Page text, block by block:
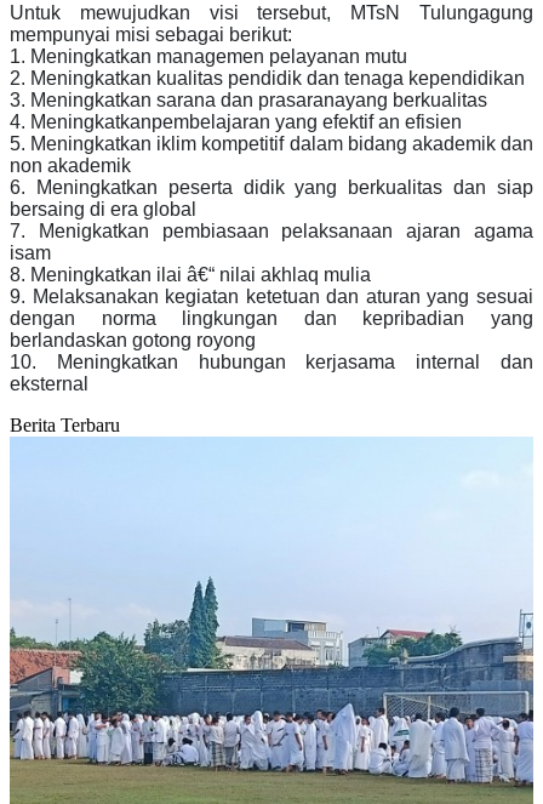
Untuk mewujudkan visi tersebut, MTsN Tulungagung
mempunyai misi sebagai berikut:
1. Meningkatkan managemen pelayanan mutu
2. Meningkatkan kualitas pendidik dan tenaga kependidikan
3. Meningkatkan sarana dan prasaranayang berkualitas
4. Meningkatkanpembelajaran yang efektif an efisien
5. Meningkatkan iklim kompetitif dalam bidang akademik dan
non akademik
6. Meningkatkan peserta didik yang berkualitas dan siap
bersaing di era global
7. Menigkatkan pembiasaan pelaksanaan ajaran agama
isam
8. Meningkatkan ilai â€“ nilai akhlaq mulia
9. Melaksanakan kegiatan ketetuan dan aturan yang sesuai
dengan norma lingkungan dan kepribadian yang
berlandaskan gotong royong
10. Meningkatkan hubungan kerjasama internal dan
eksternal
Berita Terbaru